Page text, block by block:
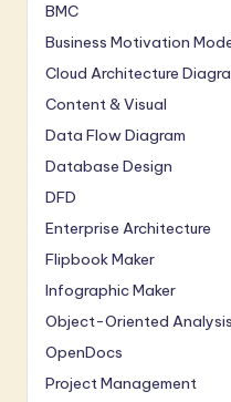
BMC
Business Motivation
Cloud Architecture
Content & Visual
Data Flow Diagram
Database Design
DFD
Enterprise Architecture
Flipbook Maker
Infographic Maker
Object-Oriented
OpenDocs
Project Management